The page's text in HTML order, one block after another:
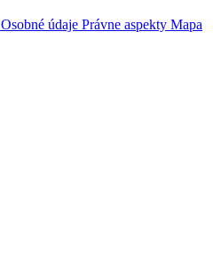
Osobné údaje Právne aspekty Mapa